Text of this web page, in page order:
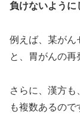
負けないように
例えば、某がん
と、胃がんの再
さらに、漢方
も複数あるので